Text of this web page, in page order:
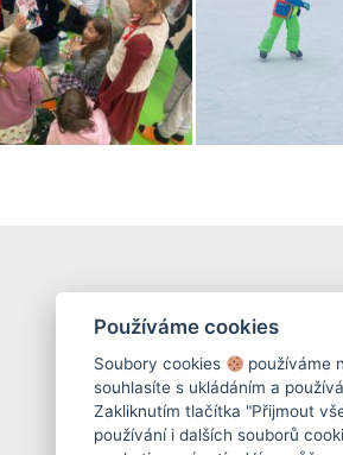
Používáme cookies
Soubory cookies
používáme
souhlasíte s ukládáním a
Zakliknutím tlačítka "Přijmout
používání i dalších souborů